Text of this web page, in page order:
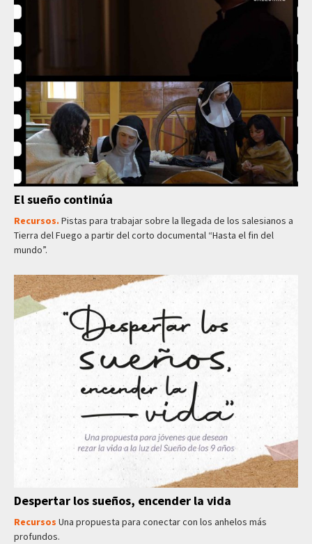
El sueño continúa
Recursos. Pistas para trabajar sobre la llegada de los salesianos a
Tierra del Fuego a partir del corto documental “Hasta el fin del
mundo”.
Despertar los sueños, encender la vida
Recursos Una propuesta para conectar con los anhelos más
profundos.